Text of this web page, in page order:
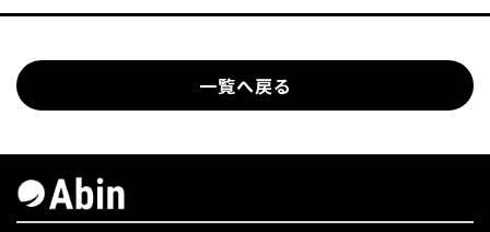
一覧へ戻る